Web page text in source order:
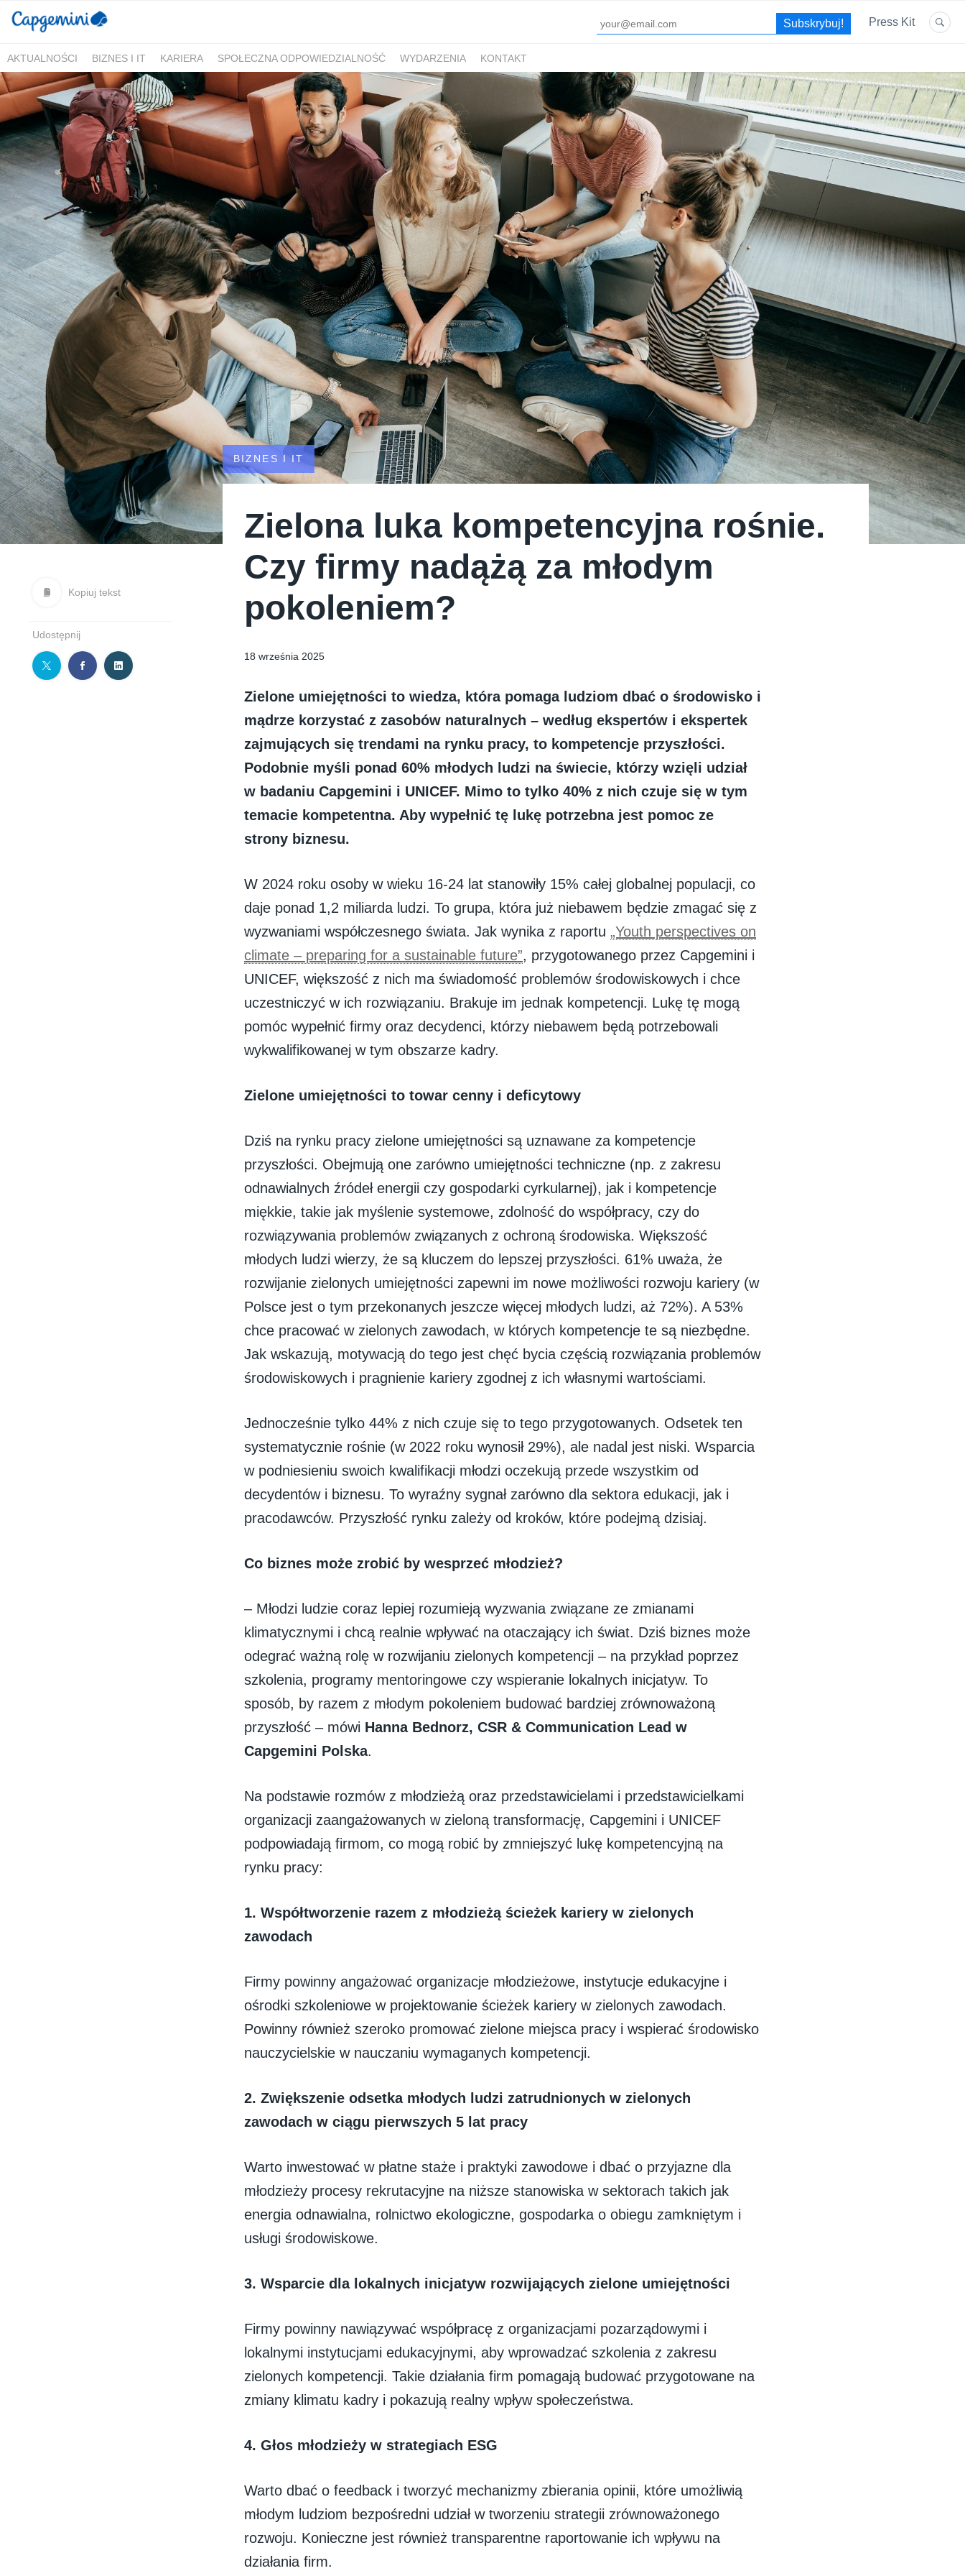
Press Kit
AKTUALNOŚCI BIZNES I IT KARIERA SPOŁECZNA ODPOWIEDZIALNOŚĆ WYDARZENIA KONTAKT
Kopiuj tekst
Udostępnij
BIZNES I IT
Zielona luka kompetencyjna rośnie.
Czy firmy nadążą za młodym
pokoleniem?
18 września 2025
Zielone umiejętności to wiedza, która pomaga ludziom dbać o środowisko i
mądrze korzystać z zasobów naturalnych – według ekspertów i ekspertek
zajmujących się trendami na rynku pracy, to kompetencje przyszłości.
Podobnie myśli ponad 60% młodych ludzi na świecie, którzy wzięli udział
w badaniu Capgemini i UNICEF. Mimo to tylko 40% z nich czuje się w tym
temacie kompetentna. Aby wypełnić tę lukę potrzebna jest pomoc ze
strony biznesu.
W 2024 roku osoby w wieku 16-24 lat stanowiły 15% całej globalnej populacji, co
daje ponad 1,2 miliarda ludzi. To grupa, która już niebawem będzie zmagać się z
wyzwaniami współczesnego świata. Jak wynika z raportu „Youth perspectives on
climate – preparing for a sustainable future”, przygotowanego przez Capgemini i
UNICEF, większość z nich ma świadomość problemów środowiskowych i chce
uczestniczyć w ich rozwiązaniu. Brakuje im jednak kompetencji. Lukę tę mogą
pomóc wypełnić firmy oraz decydenci, którzy niebawem będą potrzebowali
wykwalifikowanej w tym obszarze kadry.
Zielone umiejętności to towar cenny i deficytowy
Dziś na rynku pracy zielone umiejętności są uznawane za kompetencje
przyszłości. Obejmują one zarówno umiejętności techniczne (np. z zakresu
odnawialnych źródeł energii czy gospodarki cyrkularnej), jak i kompetencje
miękkie, takie jak myślenie systemowe, zdolność do współpracy, czy do
rozwiązywania problemów związanych z ochroną środowiska. Większość
młodych ludzi wierzy, że są kluczem do lepszej przyszłości. 61% uważa, że
rozwijanie zielonych umiejętności zapewni im nowe możliwości rozwoju kariery (w
Polsce jest o tym przekonanych jeszcze więcej młodych ludzi, aż 72%). A 53%
chce pracować w zielonych zawodach, w których kompetencje te są niezbędne.
Jak wskazują, motywacją do tego jest chęć bycia częścią rozwiązania problemów
środowiskowych i pragnienie kariery zgodnej z ich własnymi wartościami.
Jednocześnie tylko 44% z nich czuje się to tego przygotowanych. Odsetek ten
systematycznie rośnie (w 2022 roku wynosił 29%), ale nadal jest niski. Wsparcia
w podniesieniu swoich kwalifikacji młodzi oczekują przede wszystkim od
decydentów i biznesu. To wyraźny sygnał zarówno dla sektora edukacji, jak i
pracodawców. Przyszłość rynku zależy od kroków, które podejmą dzisiaj.
Co biznes może zrobić by wesprzeć młodzież?
– Młodzi ludzie coraz lepiej rozumieją wyzwania związane ze zmianami
klimatycznymi i chcą realnie wpływać na otaczający ich świat. Dziś biznes może
odegrać ważną rolę w rozwijaniu zielonych kompetencji – na przykład poprzez
szkolenia, programy mentoringowe czy wspieranie lokalnych inicjatyw. To
sposób, by razem z młodym pokoleniem budować bardziej zrównoważoną
przyszłość – mówi Hanna Bednorz, CSR & Communication Lead w
Capgemini Polska.
Na podstawie rozmów z młodzieżą oraz przedstawicielami i przedstawicielkami
organizacji zaangażowanych w zieloną transformację, Capgemini i UNICEF
podpowiadają firmom, co mogą robić by zmniejszyć lukę kompetencyjną na
rynku pracy:
1. Współtworzenie razem z młodzieżą ścieżek kariery w zielonych
zawodach
Firmy powinny angażować organizacje młodzieżowe, instytucje edukacyjne i
ośrodki szkoleniowe w projektowanie ścieżek kariery w zielonych zawodach.
Powinny również szeroko promować zielone miejsca pracy i wspierać środowisko
nauczycielskie w nauczaniu wymaganych kompetencji.
2. Zwiększenie odsetka młodych ludzi zatrudnionych w zielonych
zawodach w ciągu pierwszych 5 lat pracy
Warto inwestować w płatne staże i praktyki zawodowe i dbać o przyjazne dla
młodzieży procesy rekrutacyjne na niższe stanowiska w sektorach takich jak
energia odnawialna, rolnictwo ekologiczne, gospodarka o obiegu zamkniętym i
usługi środowiskowe.
3. Wsparcie dla lokalnych inicjatyw rozwijających zielone umiejętności
Firmy powinny nawiązywać współpracę z organizacjami pozarządowymi i
lokalnymi instytucjami edukacyjnymi, aby wprowadzać szkolenia z zakresu
zielonych kompetencji. Takie działania firm pomagają budować przygotowane na
zmiany klimatu kadry i pokazują realny wpływ społeczeństwa.
4. Głos młodzieży w strategiach ESG
Warto dbać o feedback i tworzyć mechanizmy zbierania opinii, które umożliwią
młodym ludziom bezpośredni udział w tworzeniu strategii zrównoważonego
rozwoju. Konieczne jest również transparentne raportowanie ich wpływu na
działania firm.